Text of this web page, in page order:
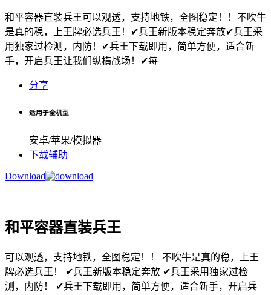
和平容器直装兵王可以观透，支持地铁，全图稳定！！不吹牛
是真的稳，上王牌必选兵王！✔︎兵王新版本稳定奔放✔︎兵王采
用独家过检测，内防！✔︎兵王下载即用，简单方便，适合新
手，开启兵王让我们纵横战场！✔︎每
分享
适用于全机型
安卓/苹果/模拟器
下载辅助
Download
和平容器直装兵王
可以观透，支持地铁，全图稳定！！ 不吹牛是真的稳，上王
牌必选兵王！ ✔︎兵王新版本稳定奔放 ✔︎兵王采用独家过检
测，内防！ ✔︎兵王下载即用，简单方便，适合新手，开启兵